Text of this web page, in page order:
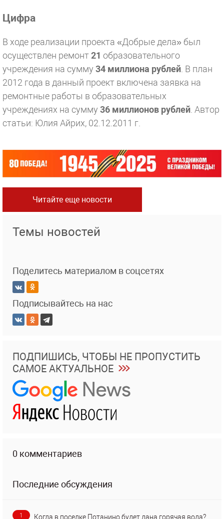
Цифра
В ходе реализации проекта «Добрые дела» был
осуществлен ремонт21 образовательного
учреждения на сумму 34 миллиона рублей . В план
2012 года в данный проект включена заявка на
ремонтные работы в образовательных
учреждениях на сумму 36 миллионов рублей Автор
статьи: Юлия Айрих, 02.12.2011 г.
Читайте еще новости
Темы новостей
Поделитесь материалом в соцсетях
Подписывайтесь на нас
ПОДПИШИСЬ, ЧТОБЫ НЕ ПРОПУСТИТЬ
САМОЕ АКТУАЛЬНОЕ
0 комментариев
Последние обсуждения
1 Когда в поселке Потанино будет дана горячая вода?